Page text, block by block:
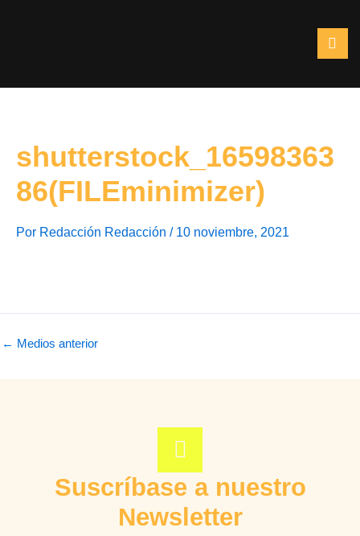
shutterstock_16598363
86(FILEminimizer)
Por Redacción Redacción / 10 noviembre, 2021
← Medios anterior
Suscríbase a nuestro
Newsletter